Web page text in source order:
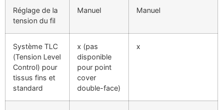
Réglage de la
tension du fil
Manuel Manuel
Système TLC
(Tension Level
Control) pour
tissus fins et
standard
x (pas
disponible
pour point
cover
double-face)
x